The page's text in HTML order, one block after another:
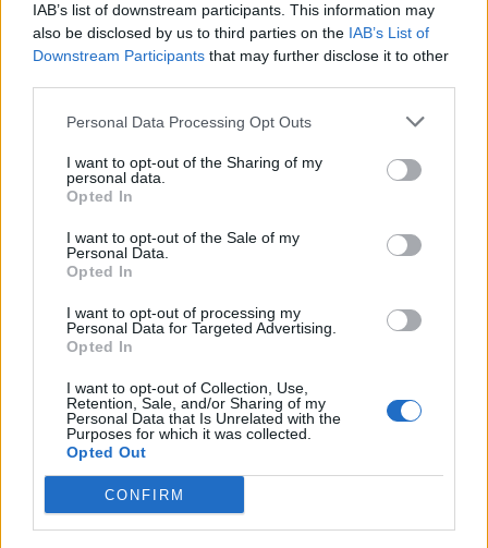
IAB’s list of downstream participants. This information may
also be disclosed by us to third parties on the IAB’s List of
Downstream Participants that may further disclose it to other
Personal Data Processing Opt Outs
I want to opt-out of the Sharing of my
personal data.
Opted In
I want to opt-out of the Sale of my
Personal Data.
Opted In
I want to opt-out of processing my
Personal Data for Targeted Advertising.
Opted In
I want to opt-out of Collection, Use,
Retention, Sale, and/or Sharing of my
Personal Data that Is Unrelated with the
Purposes for which it was collected.
Opted Out
CONFIRM
24 e 2024-25
Nazionale Pay” per le prossime due stagioni di Serie C: si tratta di
Sky Italia S.r.l. La decisione è stata annunciata attraverso un
comunicato stampa rilasciato dalla Lega Pro nella giornata di …